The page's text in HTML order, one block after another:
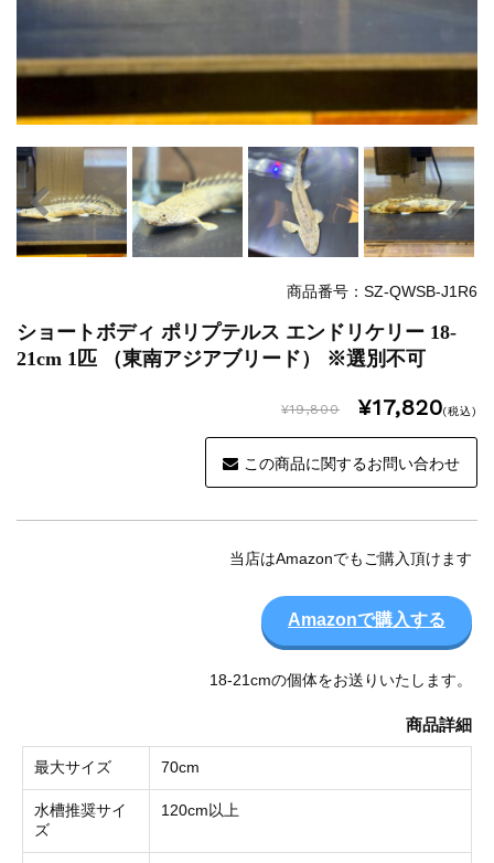
商品番号：SZ-QWSB-J1R6
ショートボディ ポリプテルス エンドリケリー 18-
21cm 1匹 （東南アジアブリード） ※選別不可
¥19,800 ¥17,820(税込)
この商品に関するお問い合わせ
当店はAmazonでもご購入頂けます
Amazonで購入する
18-21cmの個体をお送りいたします。
商品詳細
最大サイズ 70cm
水槽推奨サイ
ズ
120cm以上